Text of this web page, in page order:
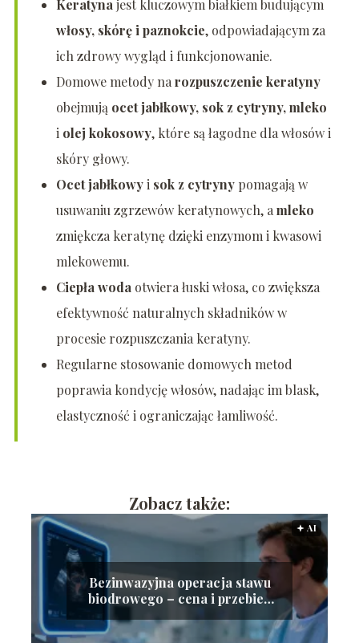
Keratynajest kluczowym białkiem budującym
włosy, skórę i paznokcie, odpowiadającym za
ich zdrowy wygląd i funkcjonowanie.
Domowe metody narozpuszczenie keratyny
obejmują ocet jabłkowy, sok z cytryny, mleko
i olej kokosowy, które są łagodne dla włosów i
skóry głowy.
Ocet jabłkowyi sok z cytrynypomagają w
usuwaniu zgrzewów keratynowych, amleko
zmiękcza keratynę dzięki enzymom i kwasowi
mlekowemu.
Ciepła wodaotwiera łuski włosa, co zwiększa
efektywność naturalnych składników w
procesie rozpuszczania keratyny.
Regularne stosowanie domowych metod
poprawia kondycję włosów, nadając im blask,
elastyczność i ograniczając łamliwość.
Zobacz także:
🟅 AI
Bezinwazyjna operacja stawu
biodrowego – cena i przebieg